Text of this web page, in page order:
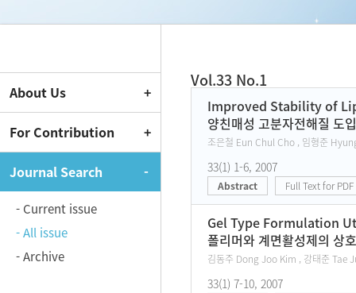
About Us
For Contribution
Journal Search
- Current issue
- All issue
- Archive
Vol.33 No.1
Improved Stability of
양친매성 고분자전해질 도
조은철 Eun Chul Cho , 임형준
33(1) 1-6, 2007
Abstract Full Text for PDF
Gel Type Formulation
폴리머와 계면활성제의 상
김동주 Dong Joo Kim , 강태준 Tae
33(1) 7-10, 2007